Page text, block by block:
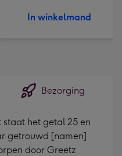
In winkelmand
Bezorging
het getal 25 en
getrouwd [namen]
door Greetz